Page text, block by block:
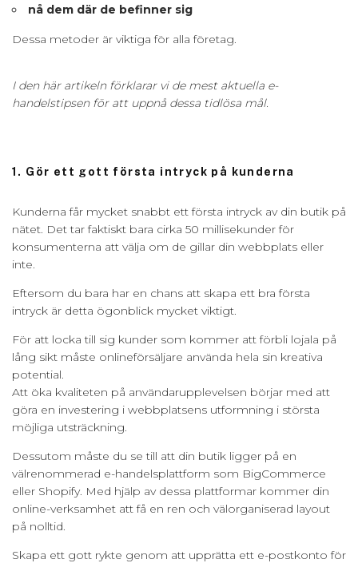
nå dem där de befinner sig
Dessa metoder är viktiga för alla företag.
I den här artikeln förklarar vi de mest aktuella e-
handelstipsen för att uppnå dessa tidlösa mål.
1. Gör ett gott första intryck på kunderna
Kunderna får mycket snabbt ett första intryck av din butik på
nätet. Det tar faktiskt bara cirka 50 millisekunder för
konsumenterna att välja om de gillar din webbplats eller
inte.
Eftersom du bara har en chans att skapa ett bra första
intryck är detta ögonblick mycket viktigt.
För att locka till sig kunder som kommer att förbli lojala på
lång sikt måste onlineförsäljare använda hela sin kreativa
potential.
Att öka kvaliteten på användarupplevelsen börjar med att
göra en investering i webbplatsens utformning i största
möjliga utsträckning.
Dessutom måste du se till att din butik ligger på en
välrenommerad e-handelsplattform som BigCommerce
eller Shopify. Med hjälp av dessa plattformar kommer din
online-verksamhet att få en ren och välorganiserad layout
på nolltid.
Skapa ett gott rykte genom att upprätta ett e-postkonto för